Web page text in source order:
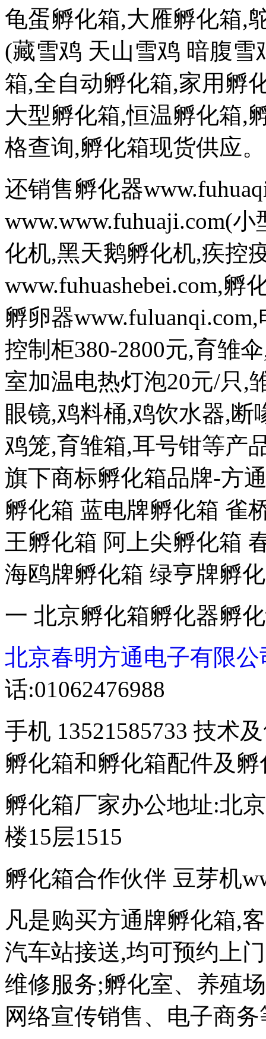
龟蛋孵化箱,大雁孵化箱,
(藏雪鸡 天山雪鸡 暗腹
箱,全自动孵化箱,家用孵
大型孵化箱,恒温孵化箱,
格查询,孵化箱现货供应。
还销售孵化器
www.www.fuhuaji.com(
化机,黑天鹅孵化机,疾控
www.fuhuashebei.com,孵
孵卵器
控制柜380-2800元,育雏
室加温电热灯泡20元/只,
眼镜,鸡料桶,鸡饮水器,
鸡笼,育雏箱,耳号钳等产
旗下商标孵化箱品牌-方
孵化箱 蓝电牌孵化箱 雀
王孵化箱 阿上尖孵化箱
海鸥牌孵化箱 绿亨牌孵
一 北京孵化箱孵化器孵
北京春明方通电子有限公
话:01062476988
手机 13521585733 技术
孵化箱和孵化箱配件及
孵化箱厂家办公地址:北
楼15层1515
孵化箱合作伙伴 豆芽机
凡是购买方通牌孵化箱,
汽车站接送,均可预约上
维修服务;孵化室、养殖
网络宣传销售、电子商务